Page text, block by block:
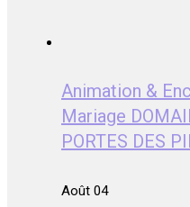
Animation &
Mariage
PORTES DES
Août 04